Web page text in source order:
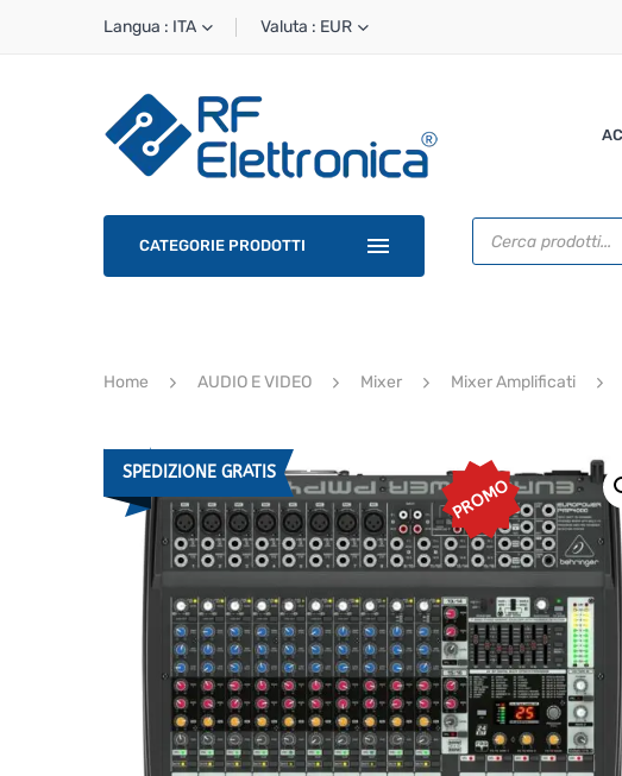
Langua : ITA Valuta : EUR
CATEGORIE PRODOTTI
Ricerca
prodotti
Home AUDIO E VIDEO Mixer Mixer Amplificati
SPEDIZIONE GRATIS
PROMO